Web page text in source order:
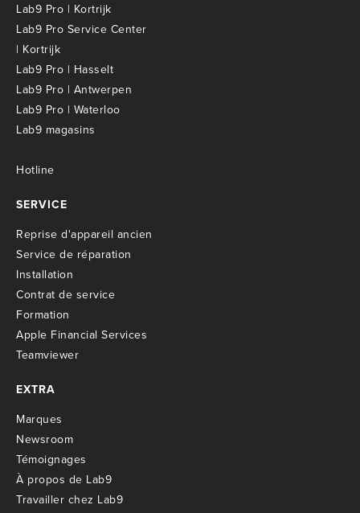
Lab9 Pro | Kortrijk
Lab9 Pro Service Center
| Kortrijk
Lab9 Pro | Hasselt
Lab9 Pro | Antwerpen
Lab9 Pro | Waterloo
Lab9 magasins
Hotline
SERVICE
Reprise d'appareil ancien
Service de réparation
Installation
Contrat de service
Formation
Apple Financial Services
Teamviewer
EXTRA
Marques
Newsroom
Témoignages
À propos de Lab9
Travailler chez Lab9